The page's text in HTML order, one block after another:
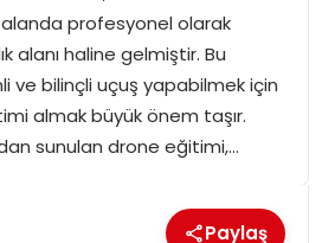
profesyonel olarak
alanı haline gelmiştir. Bu
ve bilinçli uçuş yapabilmek için
almak büyük önem taşır.
sunulan drone eğitimi,…
Paylaş